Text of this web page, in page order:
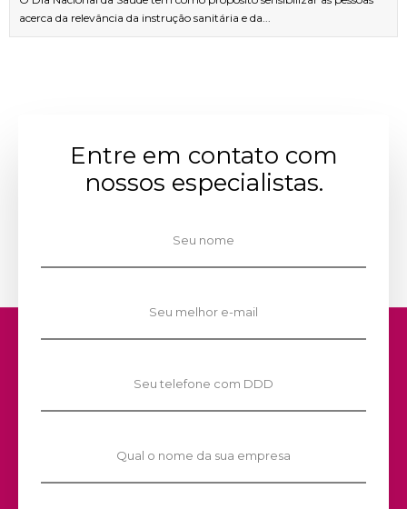
acerca da relevância da instrução sanitária e da...
Entre em contato com
nossos especialistas.